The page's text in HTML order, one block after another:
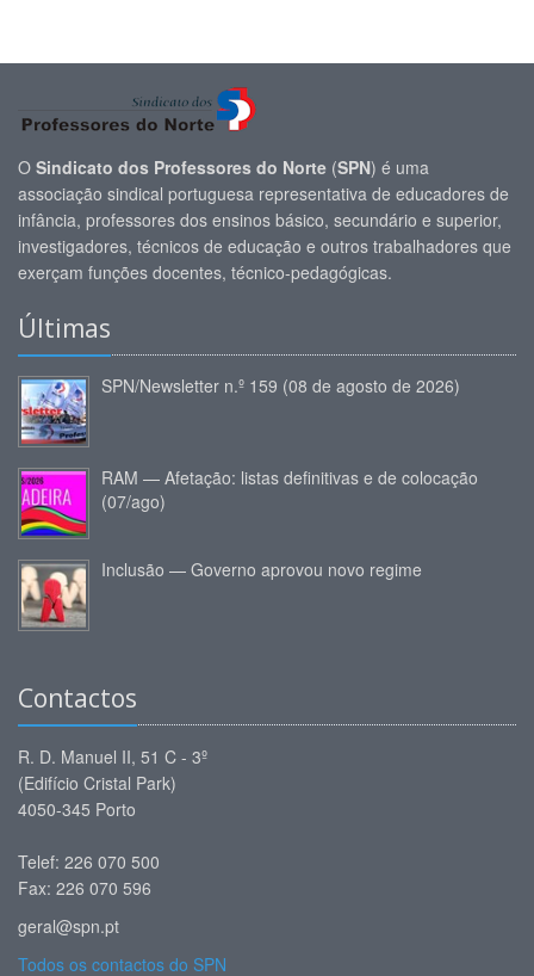
O Sindicato dos Professores do Norte (SPN) é uma
associação sindical portuguesa representativa de educadores de
infância, professores dos ensinos básico, secundário e superior,
investigadores, técnicos de educação e outros trabalhadores que
exerçam funções docentes, técnico-pedagógicas.
Últimas
SPN/Newsletter n.º 159 (08 de agosto de 2026)
RAM — Afetação: listas definitivas e de colocação
(07/ago)
Inclusão — Governo aprovou novo regime
Contactos
R. D. Manuel II, 51 C - 3º
(Edifício Cristal Park)
4050-345 Porto
Telef: 226 070 500
Fax: 226 070 596
geral@spn.pt
Todos os contactos do SPN